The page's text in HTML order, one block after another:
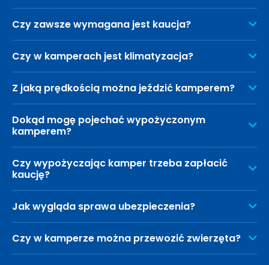
Czy zawsze wymagana jest kaucja?
Czy w kamperach jest klimatyzacja?
Z jaką prędkością można jeździć kamperem?
Dokąd mogę pojechać wypożyczonym
kamperem?
Czy wypożyczając kamper trzeba zapłacić
kaucję?
Jak wygląda sprawa ubezpieczenia?
Czy w kamperze można przewozić zwierzęta?